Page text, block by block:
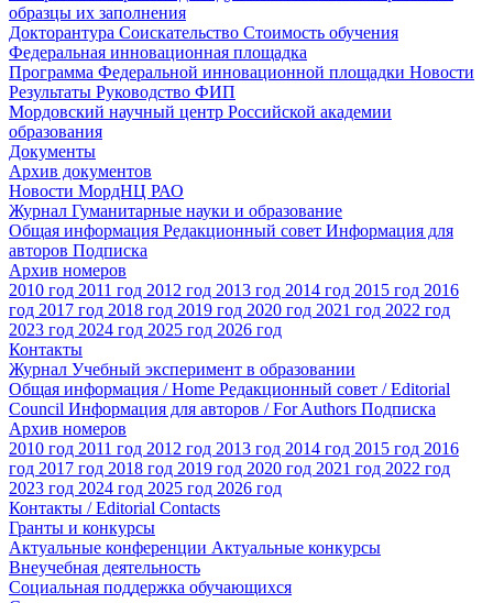
образцы их заполнения
Докторантура Соискательство Стоимость обучения
Федеральная инновационная площадка
Программа Федеральной инновационной площадки Новости
Результаты Руководство ФИП
Мордовский научный центр Российской академии
образования
Документы
Архив документов
Новости МордНЦ РАО
Журнал Гуманитарные науки и образование
Общая информация Редакционный совет Информация для
авторов Подписка
Архив номеров
2010 год 2011 год 2012 год 2013 год 2014 год 2015 год 2016
год 2017 год 2018 год 2019 год 2020 год 2021 год 2022 год
2023 год 2024 год 2025 год 2026 год
Контакты
Журнал Учебный эксперимент в образовании
Общая информация / Home Редакционный совет / Editorial
Council Информация для авторов / For Authors Подписка
Архив номеров
2010 год 2011 год 2012 год 2013 год 2014 год 2015 год 2016
год 2017 год 2018 год 2019 год 2020 год 2021 год 2022 год
2023 год 2024 год 2025 год 2026 год
Контакты / Editorial Contacts
Гранты и конкурсы
Актуальные конференции Актуальные конкурсы
Внеучебная деятельность
Социальная поддержка обучающихся